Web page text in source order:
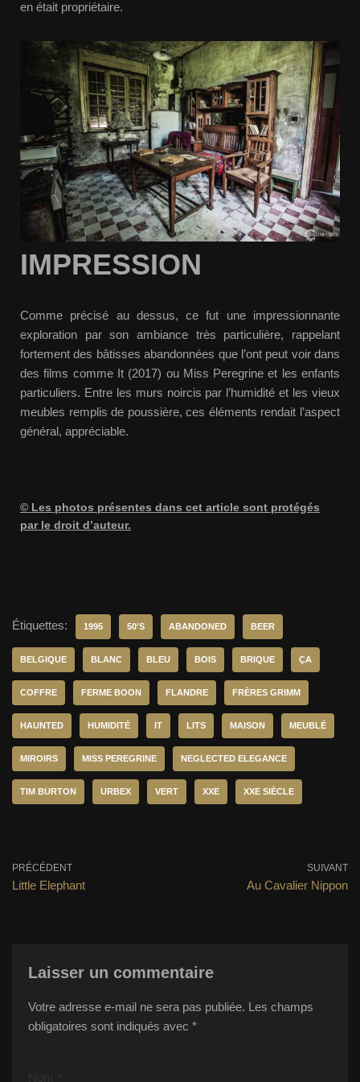
en était propriétaire.
IMPRESSION
Comme précisé au dessus, ce fut une impressionnante
exploration par son ambiance très particulière, rappelant
fortement des bâtisses abandonnées que l’ont peut voir dans
des films comme It (2017) ou Miss Peregrine et les enfants
particuliers. Entre les murs noircis par l’humidité et les vieux
meubles remplis de poussière, ces éléments rendait l’aspect
général, appréciable.
© Les photos présentes dans cet article sont protégés
par le droit d’auteur.
Étiquettes: 1995 50'S ABANDONED BEER
BELGIQUE BLANC BLEU BOIS BRIQUE ÇA
COFFRE FERME BOON FLANDRE FRÈRES GRIMM
HAUNTED HUMIDITÉ IT LITS MAISON MEUBLÉ
MIROIRS MISS PEREGRINE NEGLECTED ELEGANCE
TIM BURTON URBEX VERT XXE XXE SIÈCLE
PRÉCÉDENT
Little Elephant
SUIVANT
Au Cavalier Nippon
Laisser un commentaire
Votre adresse e-mail ne sera pas publiée. Les champs
obligatoires sont indiqués avec *